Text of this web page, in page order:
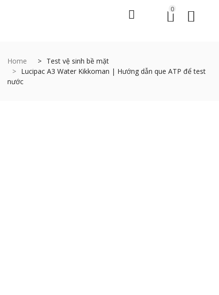
0
Home
Test vệ sinh bề mặt
Lucipac A3 Water Kikkoman | Hướng dẫn que ATP để test
nước